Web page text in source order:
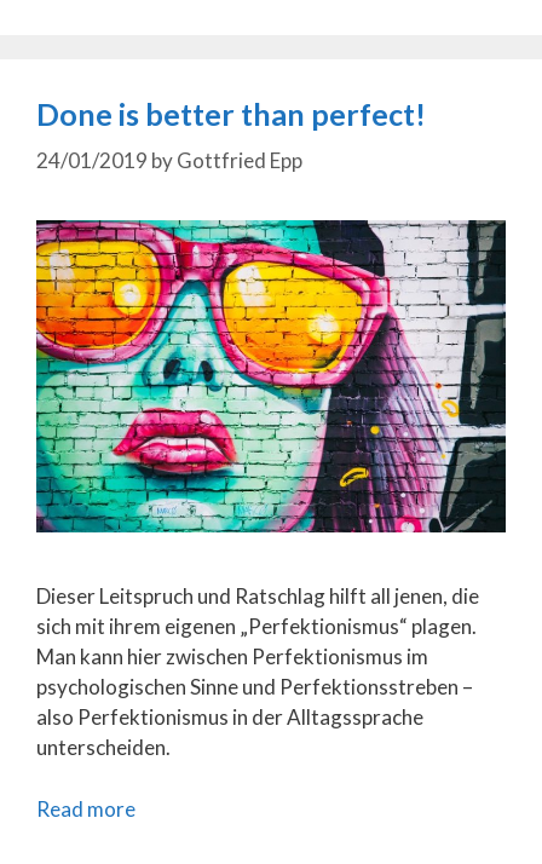
Done is better than perfect!
24/01/2019 byGottfried Epp
Dieser Leitspruch und Ratschlag hilft all jenen, die
sich mit ihrem eigenen „Perfektionismus“ plagen.
Man kann hier zwischen Perfektionismus im
psychologischen Sinne und Perfektionsstreben –
also Perfektionismus in der Alltagssprache
unterscheiden.
Read more